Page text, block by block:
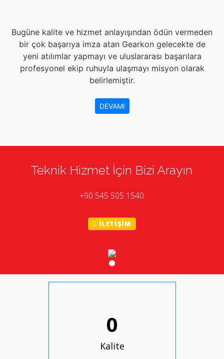
Bugüne kalite ve hizmet anlayışından ödün vermeden
bir çok başarıya imza atan Gearkon gelecekte de
yeni atılımlar yapmayı ve uluslararası başarılara
profesyonel ekip ruhuyla ulaşmayı misyon olarak
belirlemiştir.
DEVAMI
Teknik Hizmet İçin Bizi Arayın
+90 545 505 1540
İLETİŞİM
0
Kalite